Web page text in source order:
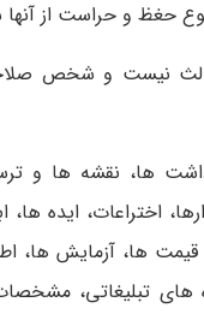
ثالث نیست و شخص
ها، نقشه ها و
اختراعات، ایده ها،
قیمت ها، آزمایش ها،
های تبلیغاتی،